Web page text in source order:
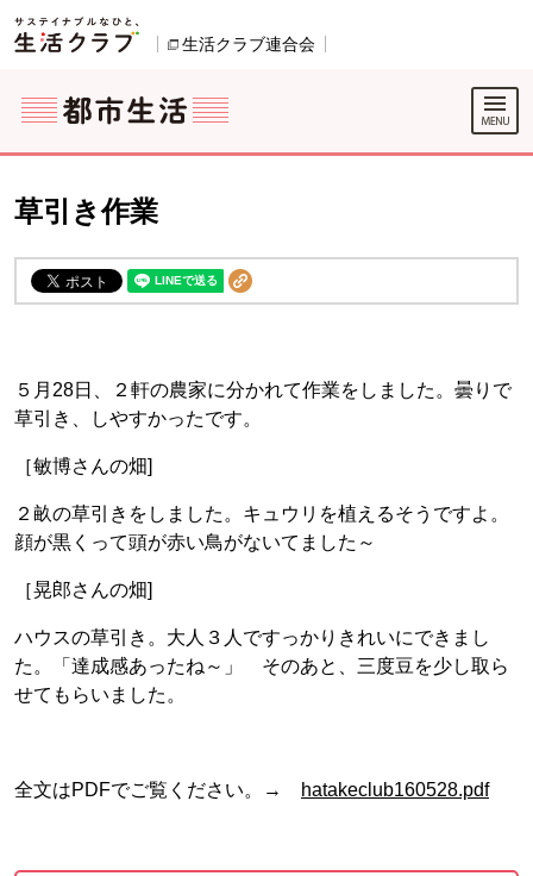
ページの先頭です。
生活クラブ連合会
ここからサイト内共通メニューです。
サイト内共通メニューをスキップする
サイト内共通メニューここまで。
草引き作業
５月28日、２軒の農家に分かれて作業をしました。曇りで
草引き、しやすかったです。
［敏博さんの畑]
２畝の草引きをしました。キュウリを植えるそうですよ。
顔が黒くって頭が赤い鳥がないてました～
［晃郎さんの畑]
ハウスの草引き。大人３人ですっかりきれいにできまし
た。「達成感あったね～」 そのあと、三度豆を少し取ら
せてもらいました。
全文はPDFでご覧ください。→ hatakeclub160528.pdf